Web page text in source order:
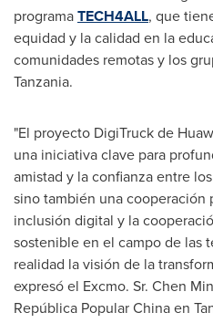
programaTECH4ALL, que
equidad y la calidad en la
comunidades remotas y los
Tanzania.
"El proyecto DigiTruck de
una iniciativa clave para
amistad y la confianza entre
sino también una cooperación
inclusión digital y la
sostenible en el campo de las
realidad la visión de la
expresó el Excmo. Sr. Chen
República Popular China en